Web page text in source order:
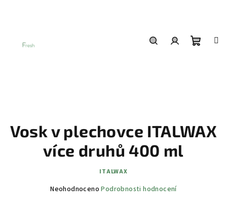
Vosk v plechovce ITALWAX
více druhů 400 ml
ITALWAX
Průměrné
Neohodnoceno Podrobnosti hodnocení